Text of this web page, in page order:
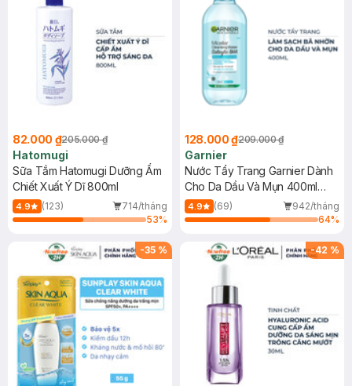
82.000 ₫205.000 ₫
Hatomugi
Sữa Tắm Hatomugi Dưỡng Ẩm
Chiết Xuất Ý Dĩ 800ml
4.9 (123)
714/tháng
53%
128.000 ₫209.000 ₫
Garnier
Nước Tẩy Trang Garnier Dành
Cho Da Dầu Và Mụn 400ml
(Mới)
4.9 (69)
942/tháng
64%
-35 % -42 %